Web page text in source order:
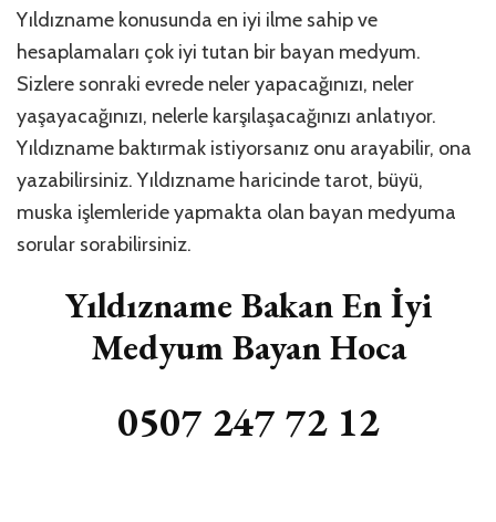
Bakan
iyi
Medyum
Bayan
Hoca
için
Yıldızname konusunda en iyi ilme sahip ve
hesaplamaları çok iyi tutan bir bayan medyum.
Sizlere sonraki evrede neler yapacağınızı, neler
yaşayacağınızı, nelerle karşılaşacağınızı anlatıyor.
Yıldızname baktırmak istiyorsanız onu arayabilir, ona
yazabilirsiniz. Yıldızname haricinde tarot, büyü,
muska işlemleride yapmakta olan bayan medyuma
sorular sorabilirsiniz.
Yıldızname Bakan En İyi
Medyum Bayan Hoca
0507 247 72 12